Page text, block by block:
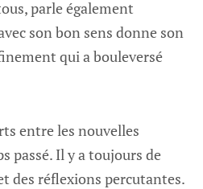
parle également
son bon sens donne son
qui a bouleversé
entre les nouvelles
passé. Il y a toujours de
des réflexions percutantes.